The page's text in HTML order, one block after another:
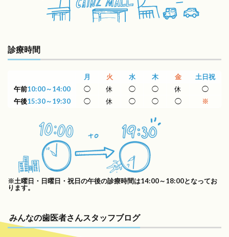
診療時間
月 火 水 木 金
土日祝
午前10:00～14:00 ◯ 休 ◯ ◯ 休
◯
午後15:30～19:30 ◯ 休 ◯ ◯ ◯ ※
※土曜日・日曜日・祝日の午後の診療時間は14:00～18:00となってお
ります。
みんなの歯医者さんスタッフブログ